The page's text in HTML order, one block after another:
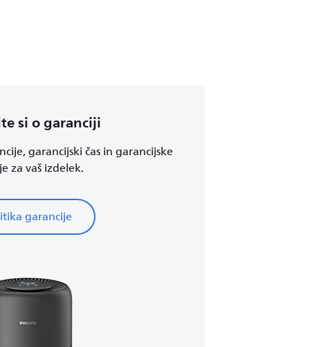
si o garanciji
garancijski čas in garancijske
za vaš izdelek.
garancije